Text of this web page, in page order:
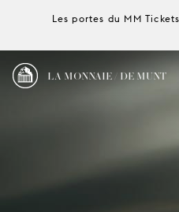
Les portes du MM
LA MONNAIE / DE MUNT